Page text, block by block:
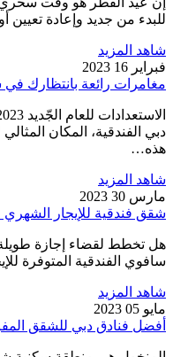
للبدء من جديد وإعادة تعيين
شاهد المزيد
فبراير 16 2023
مغامرات رائعة بانتظارك
دبي الفندقية، المكان
هذه…
شاهد المزيد
مارس 30 2023
شقق فندقية للإيجار
هل تخطط لقضاء إجازة
سافوي الفندقية المتوفرة
شاهد المزيد
مايو 05 2023
أفضل فنادق دبي للشقق